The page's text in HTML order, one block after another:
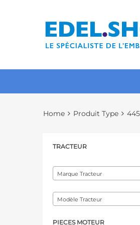
Home Produit Type 445
TRACTEUR
Marque Tracteur
Modèle Tracteur
PIECES MOTEUR